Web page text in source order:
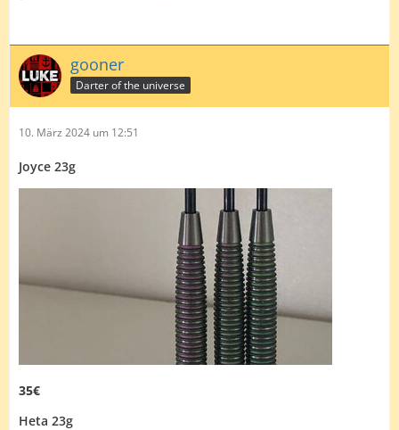
gooner
Darter of the universe
10. März 2024 um 12:51
Joyce 23g
35€
Heta 23g